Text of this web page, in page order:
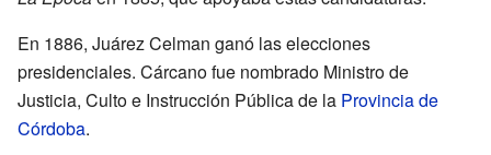
En 1886, Juárez Celman ganó las elecciones
presidenciales. Cárcano fue nombrado Ministro de
Justicia, Culto e Instrucción Pública de la Provincia de
Córdoba.